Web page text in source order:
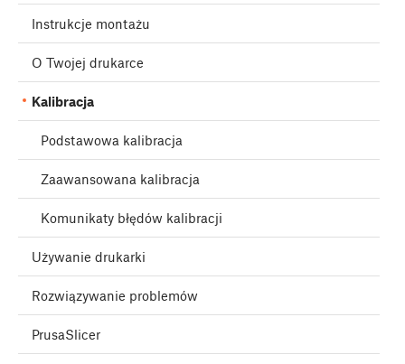
Instrukcje montażu
O Twojej drukarce
Kalibracja
Podstawowa kalibracja
Zaawansowana kalibracja
Komunikaty błędów kalibracji
Używanie drukarki
Rozwiązywanie problemów
PrusaSlicer